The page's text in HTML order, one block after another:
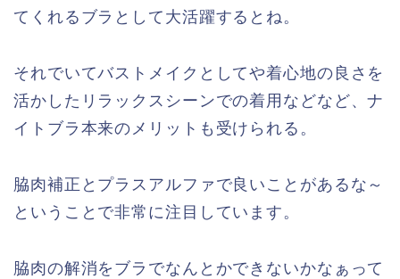
てくれるブラとして大活躍するとね。
それでいてバストメイクとしてや着心地の良さを
活かしたリラックスシーンでの着用などなど、ナ
イトブラ本来のメリットも受けられる。
脇肉補正とプラスアルファで良いことがあるな～
ということで非常に注目しています。
脇肉の解消をブラでなんとかできないかなぁって